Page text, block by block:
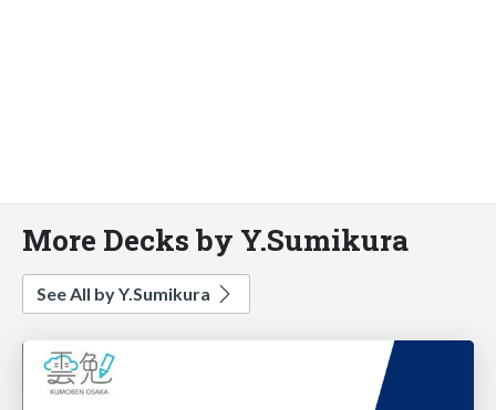
More Decks by Y.Sumikura
See All by Y.Sumikura